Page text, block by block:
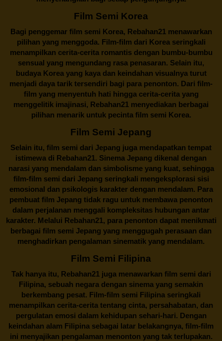
Film Semi Korea
Bagi penggemar film semi Korea, Rebahan21menawarkan
pilihan yang menggoda. Film-film dari Korea seringkali
menampilkan cerita-cerita romantis dengan bumbu-bumbu
sensual yang mengundang rasa penasaran. Selain itu,
budaya Korea yang kaya dan keindahan visualnya turut
menjadi daya tarik tersendiri bagi para penonton. Dari film-
film yang menyentuh hati hingga cerita-cerita yang
menggelitik imajinasi, Rebahan21 menyediakan berbagai
pilihan menarik untuk pecinta film semi Korea.
Film Semi Jepang
Selain itu, film semi dari Jepang juga mendapatkan tempat
istimewa di Rebahan21. Sinema Jepang dikenal dengan
narasi yang mendalam dan simbolisme yang kuat, sehingga
film-film semi dari Jepang seringkali mengeksplorasi sisi
emosional dan psikologis karakter dengan mendalam. Para
pembuat film Jepang tidak ragu untuk membawa penonton
dalam perjalanan menggali kompleksitas hubungan antar
karakter. Melalui Rebahan21, para penonton dapat menikmati
berbagai film semi Jepang yang menggugah perasaan dan
menghadirkan pengalaman sinematik yang mendalam.
Film Semi Filipina
Tak hanya itu, Rebahan21juga menawarkan film semi dari
Filipina, sebuah negara dengan sinema yang semakin
berkembang pesat. Film-film semi Filipina seringkali
menampilkan cerita-cerita tentang cinta, persahabatan, dan
pergulatan emosi dalam kehidupan sehari-hari. Dengan
keindahan alam Filipina sebagai latar belakangnya, film-film
ini menyajikan pengalaman menonton yang tak terlupakan.